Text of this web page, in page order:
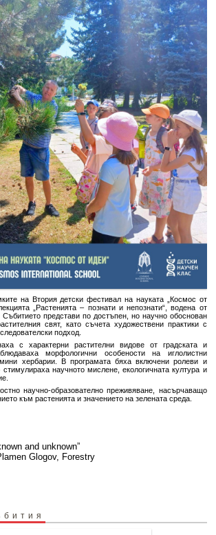
на Втория детски фестивал на науката „Космос от
„Растенията – познати и непознати“, водена от
представи по достъпен, но научно обоснован
свят, като съчета художествени практики с
подход.
с характерни растителни видове от градската и
морфологични особености на иглолистни
хербарии. В програмата бяха включени ролеви и
стимулираха научното мислене, екологичната култура и
научно-образователно преживяване, насърчаващо
към растенията и значението на зелената среда.
and unknown”
Glogov, Forestry